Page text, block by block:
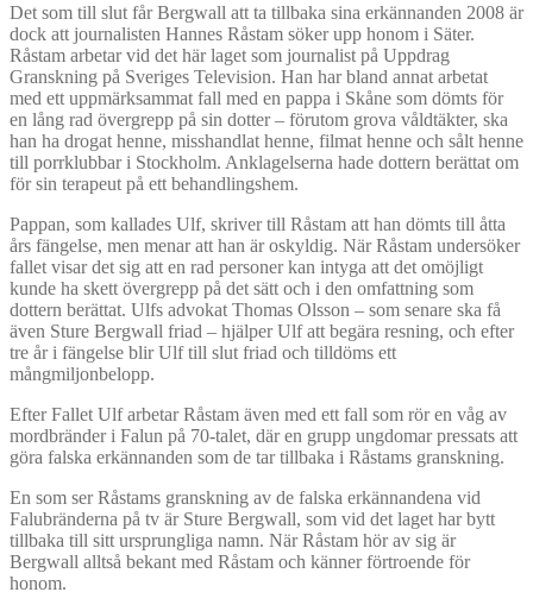
Det som till slut får Bergwall att ta tillbaka sina erkännanden 2008 är
dock att journalisten Hannes Råstam söker upp honom i Säter.
Råstam arbetar vid det här laget som journalist på Uppdrag
Granskning på Sveriges Television. Han har bland annat arbetat
med ett uppmärksammat fall med en pappa i Skåne som dömts för
en lång rad övergrepp på sin dotter – förutom grova våldtäkter, ska
han ha drogat henne, misshandlat henne, filmat henne och sålt henne
till porrklubbar i Stockholm. Anklagelserna hade dottern berättat om
för sin terapeut på ett behandlingshem.
Pappan, som kallades Ulf, skriver till Råstam att han dömts till åtta
års fängelse, men menar att han är oskyldig. När Råstam undersöker
fallet visar det sig att en rad personer kan intyga att det omöjligt
kunde ha skett övergrepp på det sätt och i den omfattning som
dottern berättat. Ulfs advokat Thomas Olsson – som senare ska få
även Sture Bergwall friad – hjälper Ulf att begära resning, och efter
tre år i fängelse blir Ulf till slut friad och tilldöms ett
mångmiljonbelopp.
Efter Fallet Ulf arbetar Råstam även med ett fall som rör en våg av
mordbränder i Falun på 70-talet, där en grupp ungdomar pressats att
göra falska erkännanden som de tar tillbaka i Råstams granskning.
En som ser Råstams granskning av de falska erkännandena vid
Falubränderna på tv är Sture Bergwall, som vid det laget har bytt
tillbaka till sitt ursprungliga namn. När Råstam hör av sig är
Bergwall alltså bekant med Råstam och känner förtroende för
honom.